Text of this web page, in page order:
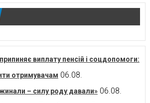
виплату пенсій і соцдопомоги:
отримувачам 06.08.
– силу роду давали» 06.08.